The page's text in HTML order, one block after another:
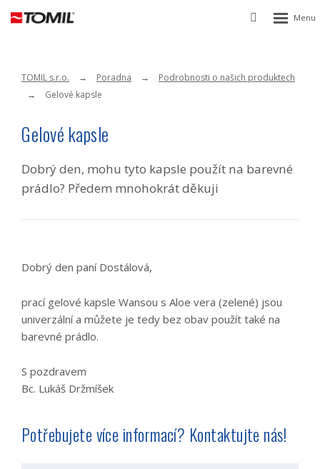
Vyhledávání
Rozbalení
TOMIL s.r.o. Poradna
Podrobnosti o našich produktech
Gelové kapsle
Gelové kapsle
Dobrý den, mohu tyto kapsle použít na barevné
prádlo? Předem mnohokrát děkuji
Dobrý den paní Dostálová,
prací gelové kapsle Wansou s Aloe vera (zelené) jsou
univerzální a můžete je tedy bez obav použít také na
barevné prádlo.
S pozdravem
Bc. Lukáš Držmíšek
Potřebujete více informací? Kontaktujte nás!